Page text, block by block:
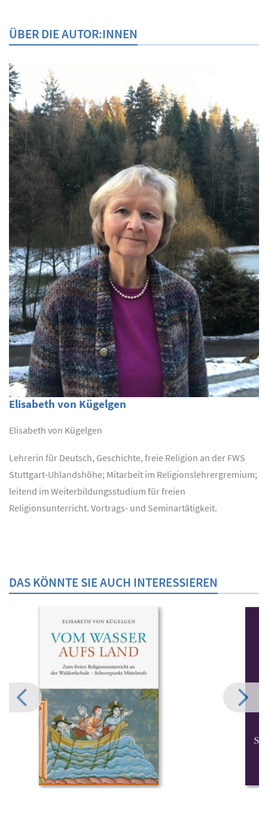
ÜBER DIE AUTOR:INNEN
Elisabeth von Kügelgen
Elisabeth von Kügelgen
Lehrerin für Deutsch, Geschichte, freie Religion an der FWS
Stuttgart-Uhlandshöhe; Mitarbeit im Religionslehrergremium;
leitend im Weiterbildungsstudium für freien
Religionsunterricht. Vortrags- und Seminartätigkeit.
DAS KÖNNTE SIE AUCH INTERESSIEREN